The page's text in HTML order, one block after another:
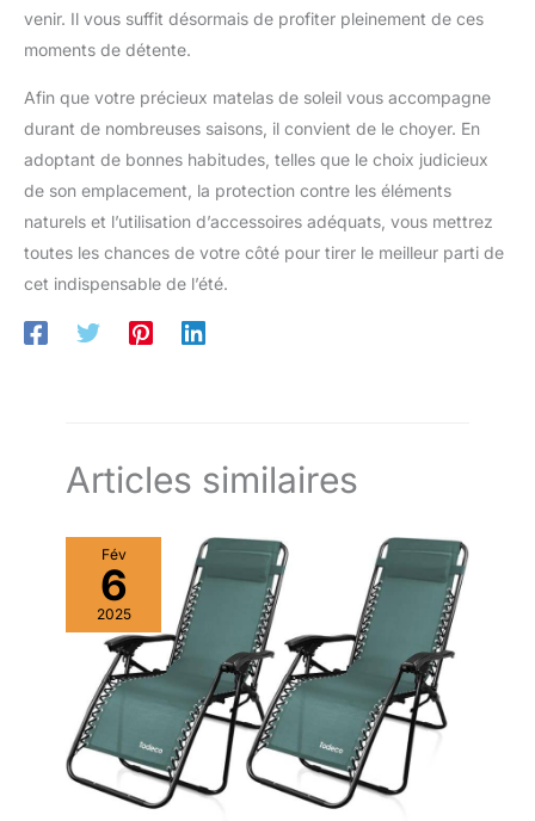
venir. Il vous suffit désormais de profiter pleinement de ces
moments de détente.
Afin que votre précieux matelas de soleil vous accompagne
durant de nombreuses saisons, il convient de le choyer. En
adoptant de bonnes habitudes, telles que le choix judicieux
de son emplacement, la protection contre les éléments
naturels et l’utilisation d’accessoires adéquats, vous mettrez
toutes les chances de votre côté pour tirer le meilleur parti de
cet indispensable de l’été.
Articles similaires
Fév
6
2025